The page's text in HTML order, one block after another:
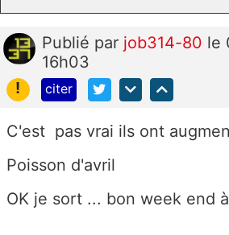
Publié par job314-80 le
16h03
!
citer
C'est pas vrai ils ont
Poisson d'avril
OK je sort ... bon week end